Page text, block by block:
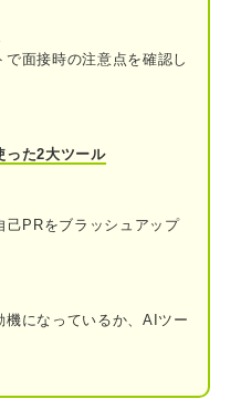
面接時の注意点を確認し
った2大ツール
己PRをブラッシュアップ
になっているか、AIツー